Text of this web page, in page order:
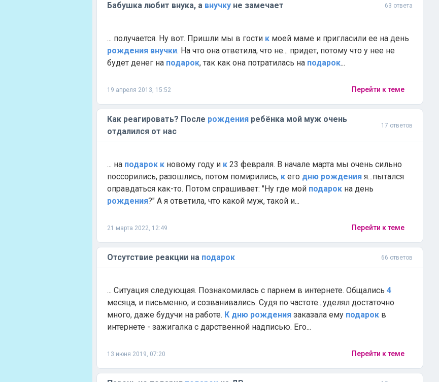
Бабушка любит внука, а внучку не замечает 63 ответа
... получается. Ну вот. Пришли мы в гости к моей маме и пригласили ее на день
рождения внучки. На что она ответила, что не... придет, потому что у нее не
будет денег на подарок, так как она потратилась на подарок...
19 апреля 2013, 15:52 Перейти к теме
Как реагировать? После рождения ребёнка мой муж очень
отдалился от нас
17 ответов
... на подарок к новому году и к 23 февраля. В начале марта мы очень сильно
поссорились, разошлись, потом помирились, к его дню рождения я...пытался
оправдаться как-то. Потом спрашивает: "Ну где мой подарок на день
рождения?" А я ответила, что какой муж, такой и...
21 марта 2022, 12:49 Перейти к теме
Отсутствие реакции на подарок 66 ответов
... Ситуация следующая. Познакомилась с парнем в интернете. Общались 4
месяца, и письменно, и созванивались. Судя по частоте...уделял достаточно
много, даже будучи на работе. К дню рождения заказала ему подарок в
интернете - зажигалка с дарственной надписью. Его...
13 июня 2019, 07:20 Перейти к теме